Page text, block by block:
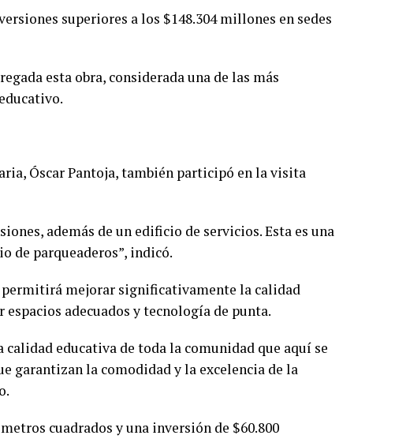
superiores a los $148.304 millones en sedes
esta obra, considerada una de las más
Óscar Pantoja, también participó en la visita
además de un edificio de servicios. Esta es una
de parqueaderos”, indicó.
mejorar significativamente la calidad
adecuados y tecnología de punta.
educativa de toda la comunidad que aquí se
garantizan la comodidad y la excelencia de la
cuadrados y una inversión de $60.800